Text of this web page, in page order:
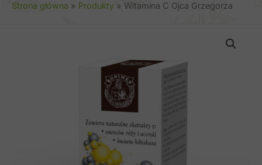
Strona główna Produkty Witamina C Ojca Grzegorza